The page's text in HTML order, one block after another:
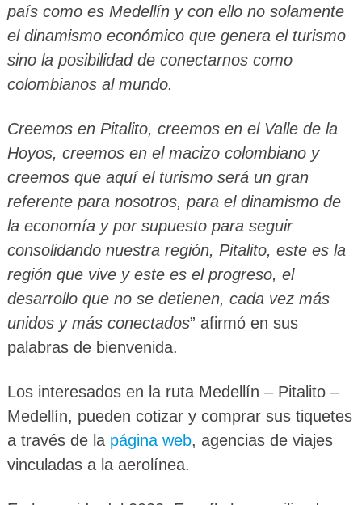
país como es Medellín y con ello no solamente
el dinamismo económico que genera el turismo
sino la posibilidad de conectarnos como
colombianos al mundo.
Creemos en Pitalito, creemos en el Valle de la
Hoyos, creemos en el macizo colombiano y
creemos que aquí el turismo será un gran
referente para nosotros, para el dinamismo de
la economía y por supuesto para seguir
consolidando nuestra región, Pitalito, este es la
región que vive y este es el progreso, el
desarrollo que no se detienen, cada vez más
unidos y más conectados” afirmó en sus
palabras de bienvenida.
Los interesados en la ruta Medellín – Pitalito –
Medellín, pueden cotizar y comprar sus tiquetes
a través de la página web, agencias de viajes
vinculadas a la aerolínea.